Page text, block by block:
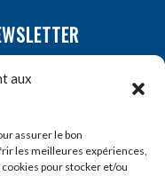
aux
assurer le bon
les meilleures expériences,
pour stocker et/ou